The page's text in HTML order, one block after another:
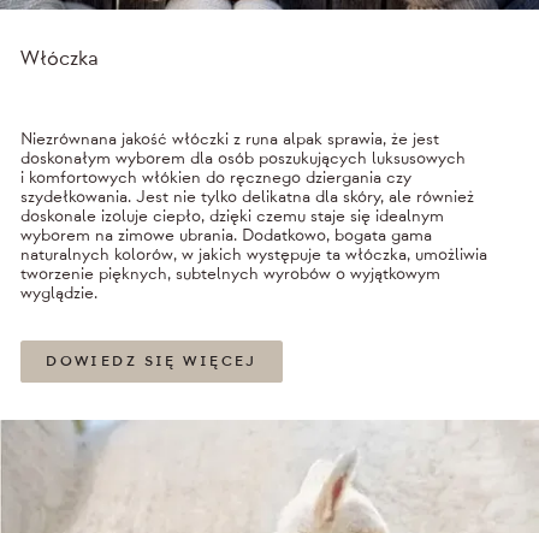
Włóczka
Niezrównana jakość włóczki z runa alpak sprawia, że jest
doskonałym wyborem dla osób poszukujących luksusowych
i komfortowych włókien do ręcznego dziergania czy
szydełkowania. Jest nie tylko delikatna dla skóry, ale również
doskonale izoluje ciepło, dzięki czemu staje się idealnym
wyborem na zimowe ubrania. Dodatkowo, bogata gama
naturalnych kolorów, w jakich występuje ta włóczka, umożliwia
tworzenie pięknych, subtelnych wyrobów o wyjątkowym
wyglądzie.
DOWIEDZ SIĘ WIĘCEJ